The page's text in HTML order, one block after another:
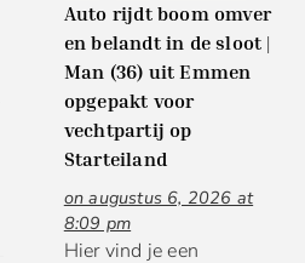
Auto rijdt boom omver
en belandt in de sloot |
Man (36) uit Emmen
opgepakt voor
vechtpartij op
Starteiland
on augustus 6, 2026 at
8:09 pm
Hier vind je een